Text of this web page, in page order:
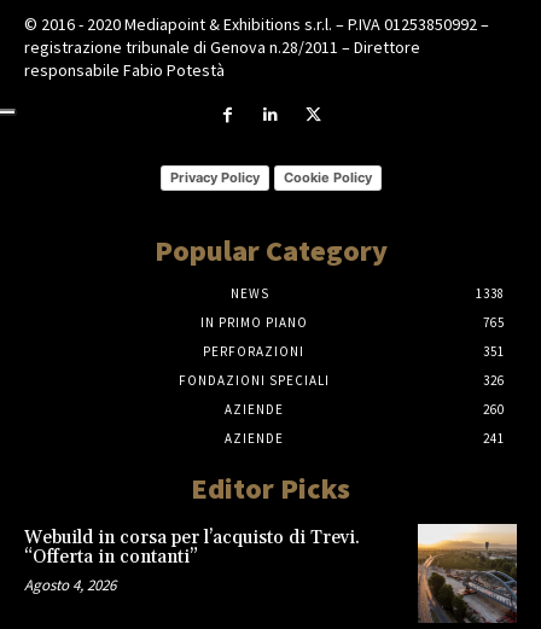
© 2016 - 2020 Mediapoint & Exhibitions s.r.l. – P.IVA 01253850992 –
registrazione tribunale di Genova n.28/2011 – Direttore
responsabile Fabio Potestà
Privacy Policy Cookie Policy
Popular Category
NEWS
1338
IN PRIMO PIANO
765
PERFORAZIONI
351
FONDAZIONI SPECIALI
326
AZIENDE
260
AZIENDE
241
Editor Picks
Webuild in corsa per l’acquisto di Trevi.
“Offerta in contanti”
Agosto 4, 2026